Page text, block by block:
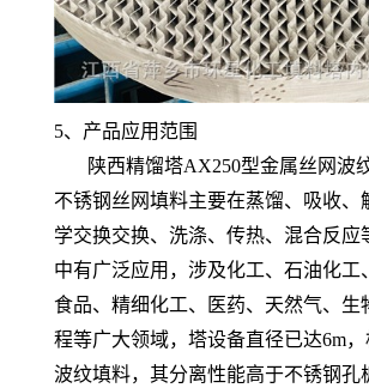
5、产品应用范围
陕西精馏塔AX250型金属丝网波
不锈钢丝网填料主要在蒸馏、吸收、
学交换交换、洗涤、传热、混合反应
中有广泛应用，涉及化工、石油化工
食品、精细化工、医药、天然气、生
程等广大领域，塔设备直径已达6m
波纹填料，其分离性能高于不锈钢孔